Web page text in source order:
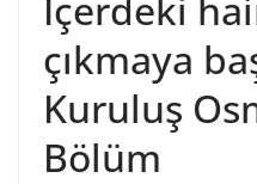
çıkmaya
Kuruluş
Bölüm